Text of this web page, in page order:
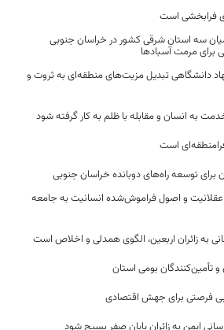
فرابخشی است
سه استان شرقی کشور در خراسان جنوبی
برای مرمت آسبادها
دانشگاهی تبدیل مزیت‌های منطقه‌ای به ثروت و
به انسان و مقابله با ظلم به کار گرفته شود
است
عقلانیت و اصول فراموش‌شده انسانیت به جامعه
به زائران اربعین، الگوی همدلی و اخلاص است
و تأمین‌کنندگان بومی استان
فرصتی برای جهش اقتصادی